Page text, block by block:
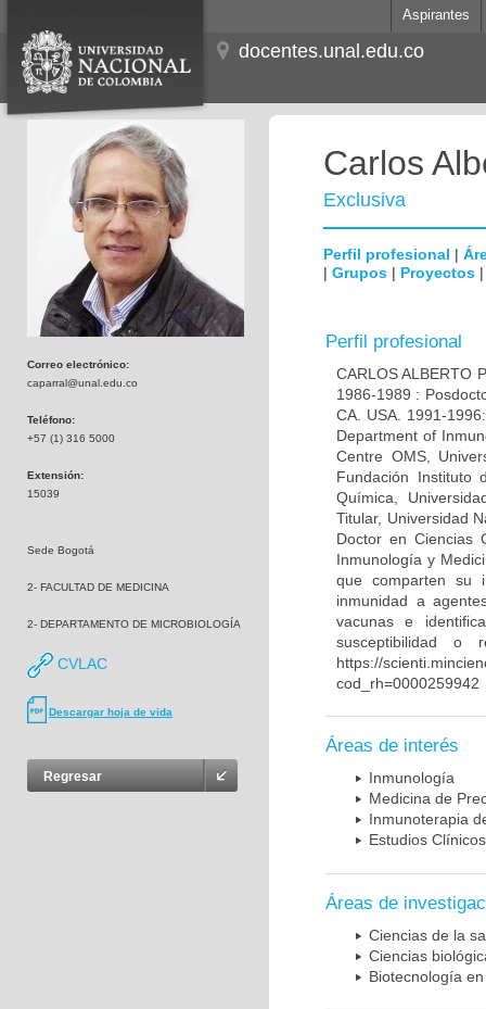
Aspirantes
docentes.unal.edu.co
Correo electrónico:
caparral@unal.edu.co
Teléfono:
+57 (1) 316 5000
Extensión:
15039
Sede Bogotá
2- FACULTAD DE MEDICINA
2- DEPARTAMENTO DE MICROBIOLOGÍA
CVLAC
Descargar hoja de vida
Regresar
Carlos
Exclusiva
Perfil profesional |
| Grupos | Proyectos
Perfil profesional
CARLOS ALBERTO
1986-1989 :
CA. USA. 1991-
Department of
Centre OMS,
Fundación Instituto
Química,
Titular, Universidad
Doctor en Ciencias
Inmunología y
que comparten su
inmunidad a
vacunas e
susceptibilidad o
https://
cod_rh=0000259942
Áreas de interés
Inmunología
Medicina de
Inmunoterapia
Estudios Clínicos
Áreas de
Ciencias de la
Ciencias
Biotecnología